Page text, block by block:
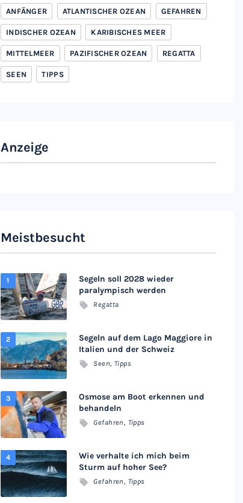
ANFÄNGER ATLANTISCHER OZEAN GEFAHREN
INDISCHER OZEAN KARIBISCHES MEER
MITTELMEER PAZIFISCHER OZEAN REGATTA
SEEN TIPPS
Anzeige
Meistbesucht
Segeln soll 2028 wieder
paralympisch werden
Regatta
Segeln auf dem Lago Maggiore in
Italien und der Schweiz
Seen, Tipps
Osmose am Boot erkennen und
behandeln
Gefahren, Tipps
Wie verhalte ich mich beim
Sturm auf hoher See?
Gefahren, Tipps